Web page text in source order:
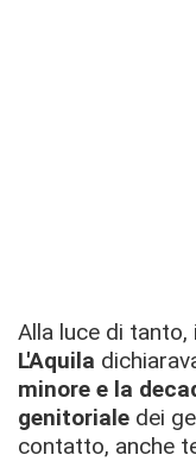
Alla luce di tanto,
L'Aquila
minore e la
genitoriale dei
contatto, anche